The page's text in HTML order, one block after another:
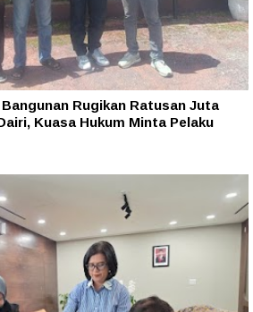
Rugikan Ratusan Juta
Kuasa Hukum Minta Pelaku